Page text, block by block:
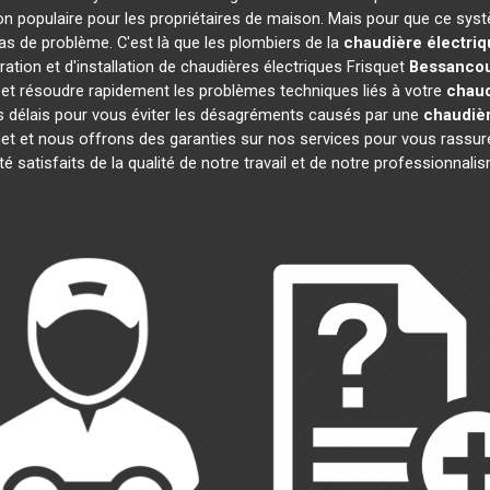
populaire pour les propriétaires de maison. Mais pour que ce
de problème. C'est là que les plombiers de la chaudière
et d'installation de chaudières électriques Frisquet
résoudre rapidement les problèmes techniques liés à votre
pour vous éviter les désagréments causés par une
et nous offrons des garanties sur nos services pour vous
satisfaits de la qualité de notre travail et de notre